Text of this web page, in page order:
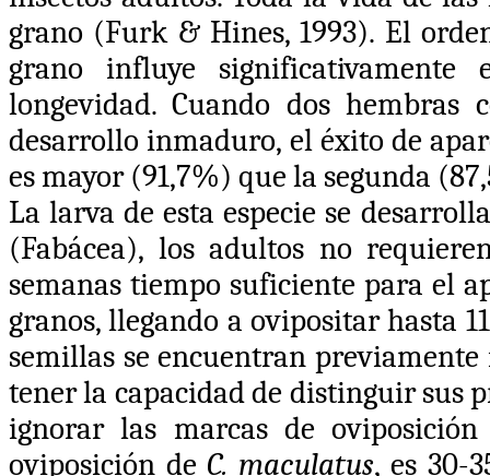
grano (Furk & Hines, 1993). El
grano influye
longevidad. Cuando dos
desarrollo inmaduro, el éxito de
es mayor (91,7%) que la segunda
La larva de esta especie se
(Fabácea), los adultos no
semanas tiempo suficiente para el
granos, llegando a ovipositar hasta
semillas se encuentran
tener la capacidad de distinguir sus
ignorar las marcas de
oviposición de C. maculatus, es 30-